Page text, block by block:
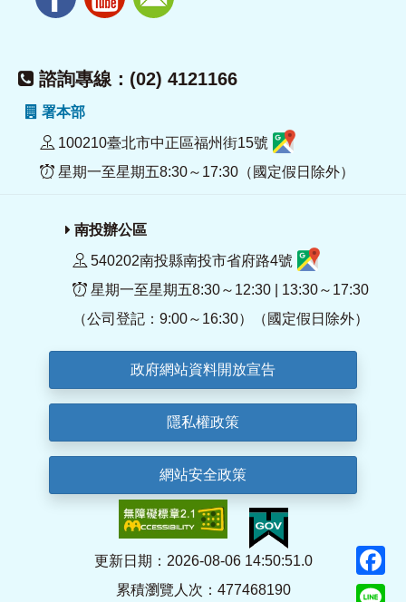
諮詢專線：(02) 4121166
署本部
100210臺北市中正區福州街15號
星期一至星期五8:30～17:30（國定假日除外）
南投辦公區
540202南投縣南投市省府路4號
星期一至星期五8:30～12:30 | 13:30～17:30
（公司登記：9:00～16:30）（國定假日除外）
政府網站資料開放宣告
隱私權政策
網站安全政策
更新日期：2026-08-06 14:50:51.0
累積瀏覽人次：477468190